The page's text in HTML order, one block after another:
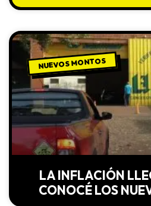
NUEVOS MONTOS
LA INFLACIÓN
CONOCÉ LOS